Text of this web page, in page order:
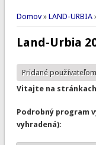
Nachádzate
Domov» LAND-URBIA
Land-Urbia
Pridané používateľom
Vitajte na stránkach
Podrobný program
vyhradená):